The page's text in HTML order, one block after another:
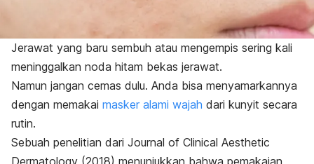
Jerawat yang baru sembuh atau mengempis sering kali
meninggalkan noda hitam bekas jerawat.
Namun jangan cemas dulu. Anda bisa menyamarkannya
dengan memakai masker alami wajah dari kunyit secara
rutin.
Sebuah penelitian dari Journal of Clinical Aesthetic